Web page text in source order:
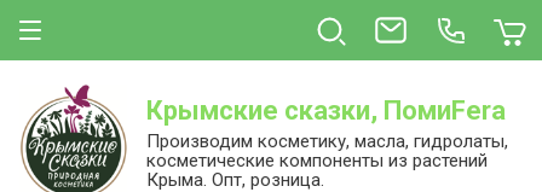
Крымские сказки, ПомиFera
Производим косметику, масла, гидролаты,
косметические компоненты из растений
Крыма. Опт, розница.